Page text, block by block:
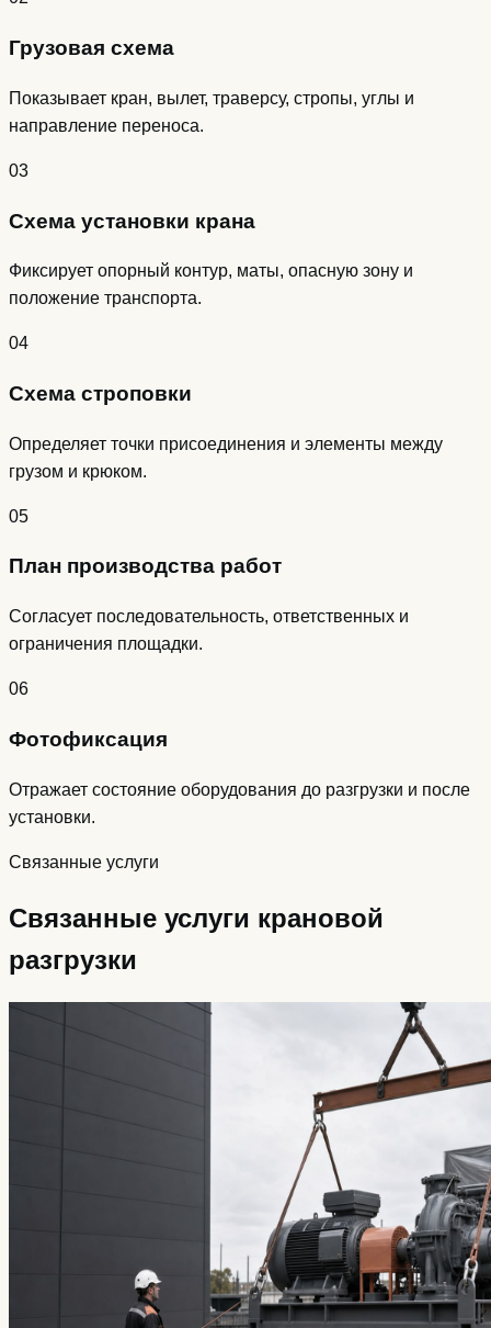
Грузовая схема
Показывает кран, вылет, траверсу, стропы, углы и
направление переноса.
03
Схема установки крана
Фиксирует опорный контур, маты, опасную зону и
положение транспорта.
04
Схема строповки
Определяет точки присоединения и элементы между
грузом и крюком.
05
План производства работ
Согласует последовательность, ответственных и
ограничения площадки.
06
Фотофиксация
Отражает состояние оборудования до разгрузки и после
установки.
Связанные услуги
Связанные услуги крановой
разгрузки